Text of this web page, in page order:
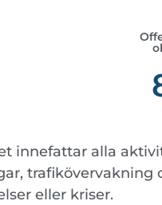
innefattar alla
trafikövervakning
eller kriser.